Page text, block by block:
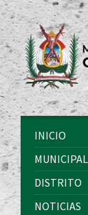
INICIO
DISTRITO
NOTICIAS